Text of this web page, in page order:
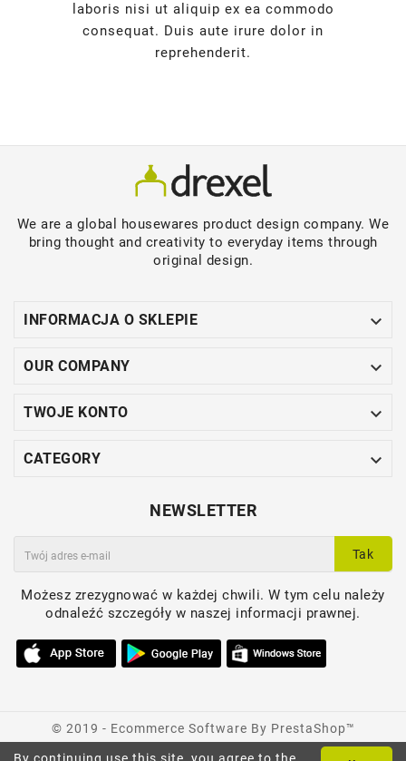
laboris nisi ut aliquip ex ea commodo
consequat. Duis aute irure dolor in
reprehenderit.
We are a global housewares product design company. We
bring thought and creativity to everyday items through
original design.
INFORMACJA O SKLEPIE 
OUR COMPANY 
TWOJE KONTO 
CATEGORY 
NEWSLETTER
Tak
Możesz zrezygnować w każdej chwili. W tym celu należy
odnaleźć szczegóły w naszej informacji prawnej.
© 2019 - Ecommerce Software By PrestaShop™